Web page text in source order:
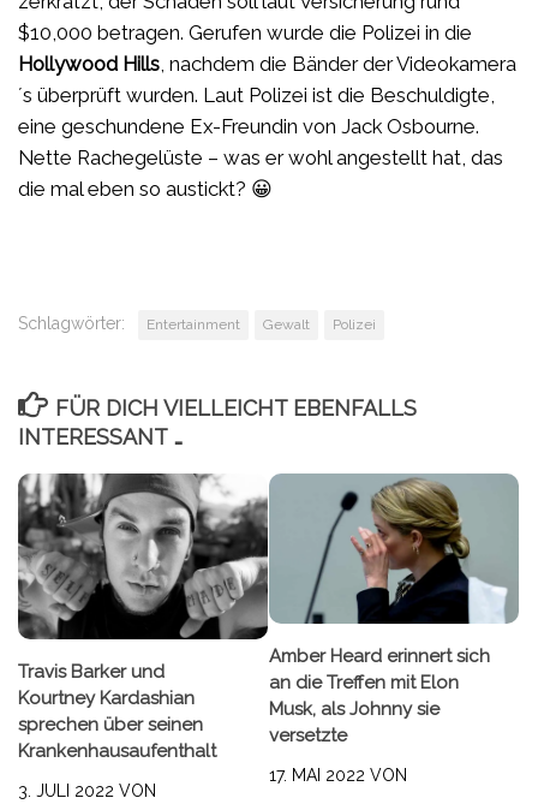
$10,000 betragen. Gerufen wurde die Polizei in die
Hollywood Hills, nachdem die Bänder der Videokamera
´s überprüft wurden. Laut Polizei ist die Beschuldigte,
eine geschundene Ex-Freundin von Jack Osbourne.
Nette Rachegelüste – was er wohl angestellt hat, das
die mal eben so austickt? 😀
Schlagwörter: Entertainment Gewalt Polizei
FÜR DICH VIELLEICHT EBENFALLS
INTERESSANT …
Travis Barker und
Kourtney Kardashian
sprechen über seinen
Krankenhausaufenthalt
3. JULI 2022 VON
Amber Heard erinnert sich
an die Treffen mit Elon
Musk, als Johnny sie
versetzte
17. MAI 2022 VON